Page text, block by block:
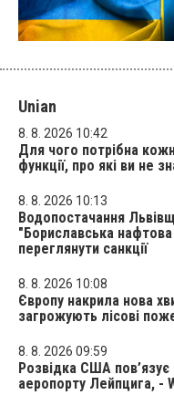
Unian
8. 8. 2026 10:42
Для чого потрібна
функції, про які ви не
8. 8. 2026 10:13
Водопостачання
"Бориславська
переглянути санкції
8. 8. 2026 10:08
Європу накрила нова
загрожують лісові
8. 8. 2026 09:59
Розвідка США
аеропорту Лейпцига, -